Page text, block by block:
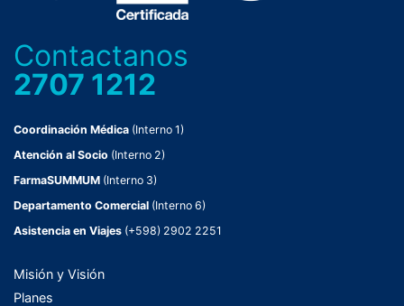
Contactanos
2707 1212
Coordinación Médica (Interno 1)
Atención al Socio (Interno 2)
FarmaSUMMUM (Interno 3)
Departamento Comercial (Interno 6)
Asistencia en Viajes (+598) 2902 2251
Misión y Visión
Planes